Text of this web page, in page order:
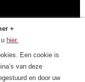
+
hier.
Een cookie is
van deze
en door uw